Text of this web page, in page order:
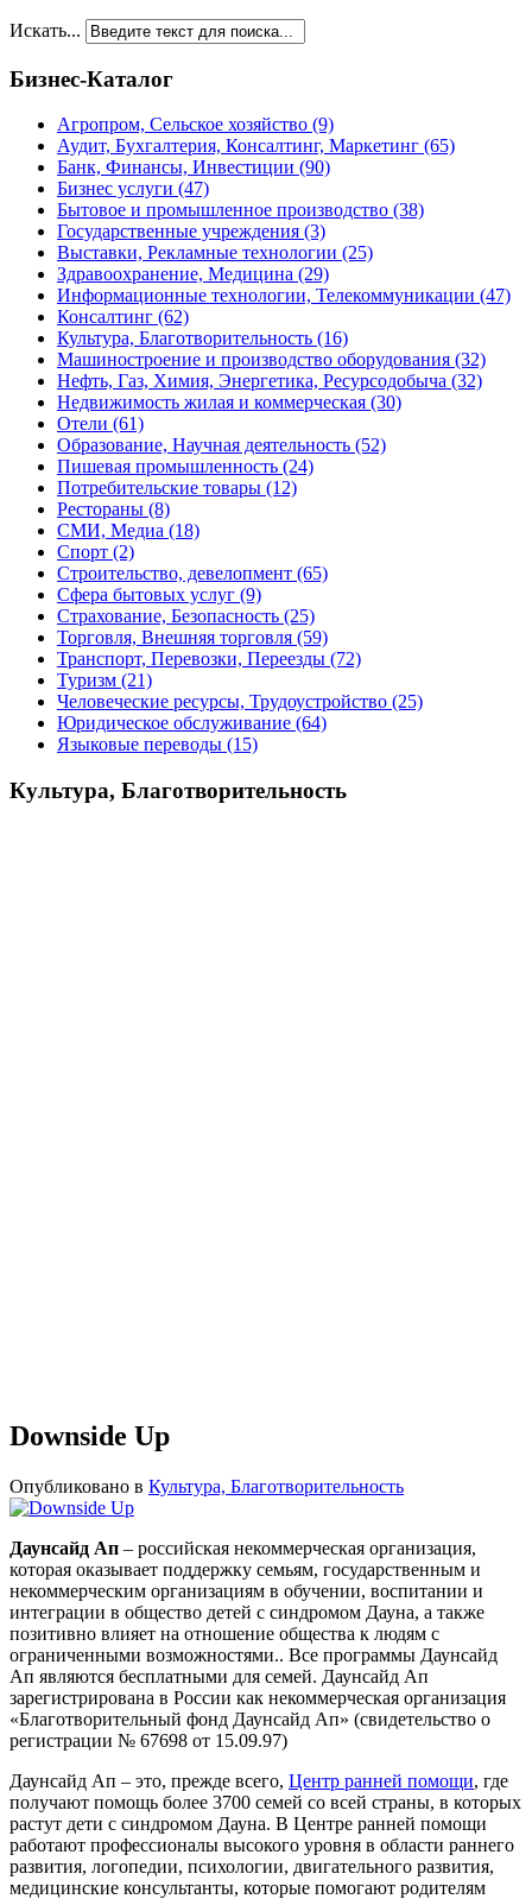
Искать...
Бизнес-Каталог
Агропром, Сельское хозяйство (9)
Аудит, Бухгалтерия, Консалтинг, Маркетинг (65)
Банк, Финансы, Инвестиции (90)
Бизнес услуги (47)
Бытовое и промышленное производство (38)
Государственные учреждения (3)
Выставки, Рекламные технологии (25)
Здравоохранение, Медицина (29)
Информационные технологии, Телекоммуникации (47)
Консалтинг (62)
Культура, Благотворительность (16)
Машиностроение и производство оборудования (32)
Нефть, Газ, Химия, Энергетика, Ресурсодобыча (32)
Недвижимость жилая и коммерческая (30)
Отели (61)
Образование, Научная деятельность (52)
Пишевая промышленность (24)
Потребительские товары (12)
Рестораны (8)
СМИ, Медиа (18)
Спорт (2)
Строительство, девелопмент (65)
Сфера бытовых услуг (9)
Страхование, Безопасность (25)
Торговля, Внешняя торговля (59)
Транспорт, Перевозки, Переезды (72)
Туризм (21)
Человеческие ресурсы, Трудоустройство (25)
Юридическое обслуживание (64)
Языковые переводы (15)
Культура, Благотворительность
Downside Up
Опубликовано в Культура, Благотворительность
Даунсайд Ап – российская некоммерческая организация,
которая оказывает поддержку семьям, государственным и
некоммерческим организациям в обучении, воспитании и
интеграции в общество детей с синдромом Дауна, а также
позитивно влияет на отношение общества к людям с
ограниченными возможностями.. Все программы Даунсайд
Ап являются бесплатными для семей. Даунсайд Ап
зарегистрирована в России как некоммерческая организация
«Благотворительный фонд Даунсайд Ап» (свидетельство о
регистрации № 67698 от 15.09.97)
Даунсайд Ап – это, прежде всего, Центр ранней помощи, где
получают помощь более 3700 семей со всей страны, в которых
растут дети с синдромом Дауна. В Центре ранней помощи
работают профессионалы высокого уровня в области раннего
развития, логопедии, психологии, двигательного развития,
медицинские консультанты, которые помогают родителям